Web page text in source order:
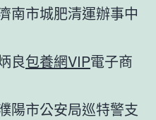
市城肥清運辦事中
良包養網VIP電子商
市公安局巡特警支